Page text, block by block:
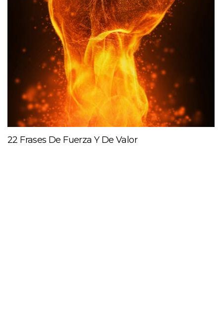
22 Frases De Fuerza Y De Valor